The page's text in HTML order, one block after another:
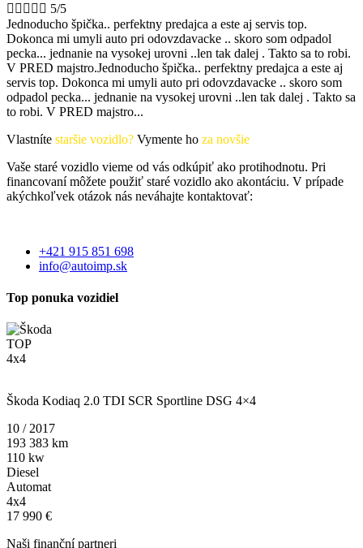
     5/5
Jednoducho špička.. perfektny predajca a este aj servis top.
Dokonca mi umyli auto pri odovzdavacke .. skoro som odpadol
pecka... jednanie na vysokej urovni ..len tak dalej . Takto sa to robi.
V PRED majstro.Jednoducho špička.. perfektny predajca a este aj
servis top. Dokonca mi umyli auto pri odovzdavacke .. skoro som
odpadol pecka... jednanie na vysokej urovni ..len tak dalej . Takto sa
to robi. V PRED majstro...
Vlastníte staršie vozidlo? Vymente ho za novšie
Vaše staré vozidlo vieme od vás odkúpiť ako protihodnotu. Pri
financovaní môžete použiť staré vozidlo ako akontáciu. V prípade
akýchkoľvek otázok nás neváhajte kontaktovať:
+421 915 851 698
info@autoimp.sk
Top ponuka vozidiel
TOP
4x4
Škoda Kodiaq 2.0 TDI SCR Sportline DSG 4×4
10 / 2017
193 383 km
110 kw
Diesel
Automat
4x4
17 990 €
Naši finanční partneri